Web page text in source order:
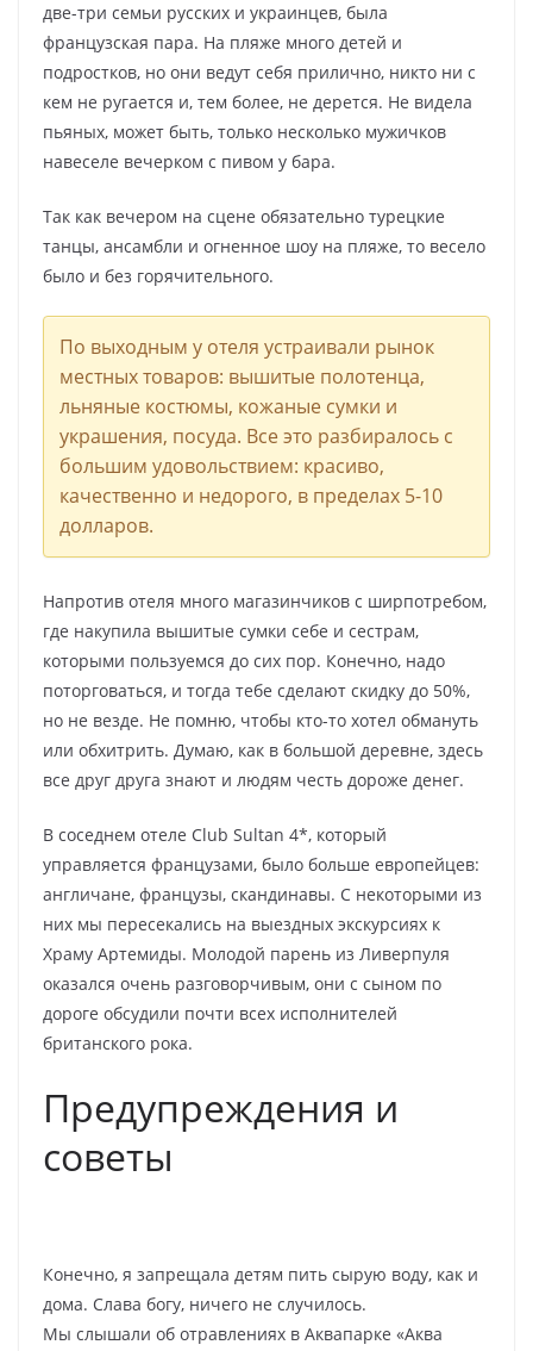
две-три семьи русских и украинцев, была
французская пара. На пляже много детей и
подростков, но они ведут себя прилично, никто ни с
кем не ругается и, тем более, не дерется. Не видела
пьяных, может быть, только несколько мужичков
навеселе вечерком с пивом у бара.
Так как вечером на сцене обязательно турецкие
танцы, ансамбли и огненное шоу на пляже, то весело
было и без горячительного.
По выходным у отеля устраивали рынок
местных товаров: вышитые полотенца,
льняные костюмы, кожаные сумки и
украшения, посуда. Все это разбиралось с
большим удовольствием: красиво,
качественно и недорого, в пределах 5-10
долларов.
Напротив отеля много магазинчиков с ширпотребом,
где накупила вышитые сумки себе и сестрам,
которыми пользуемся до сих пор. Конечно, надо
поторговаться, и тогда тебе сделают скидку до 50%,
но не везде. Не помню, чтобы кто-то хотел обмануть
или обхитрить. Думаю, как в большой деревне, здесь
все друг друга знают и людям честь дороже денег.
В соседнем отеле Club Sultan 4*, который
управляется французами, было больше европейцев:
англичане, французы, скандинавы. С некоторыми из
них мы пересекались на выездных экскурсиях к
Храму Артемиды. Молодой парень из Ливерпуля
оказался очень разговорчивым, они с сыном по
дороге обсудили почти всех исполнителей
британского рока.
Предупреждения и
советы
Конечно, я запрещала детям пить сырую воду, как и
дома. Слава богу, ничего не случилось.
Мы слышали об отравлениях в Аквапарке «Аква